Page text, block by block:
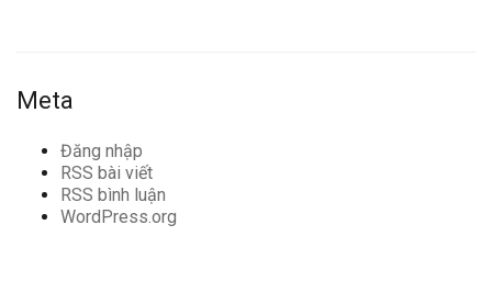
Meta
Đăng nhập
RSS bài viết
RSS bình luận
WordPress.org